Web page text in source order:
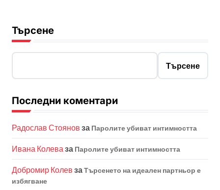
Търсене
Търсене
Последни коментари
Радослав Стоянов за Паролите убиват интимността
Ивана Колеваза Паролите убиват интимността
Добромир Колев заТърсенето на идеален партньор е
избягване